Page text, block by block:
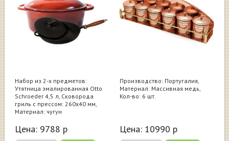
Набор из 2-х предметов:
Утятница эмалированная Otto
Schroeder 4,5 л, Сковорода
гриль с прессом: 260x40 мм,
Материал: чугун
Цена: 9788 р
Производство: Португалия,
Материал: Массивная медь,
Кол-во: 6 шт.
Цена: 10990 р